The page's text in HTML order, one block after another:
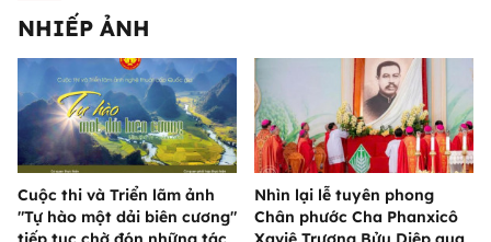
NHIẾP ẢNH
Cuộc thi và Triển lãm ảnh
"Tự hào một dải biên cương"
Nhìn lại lễ tuyên phong
Chân phước Cha Phanxicô